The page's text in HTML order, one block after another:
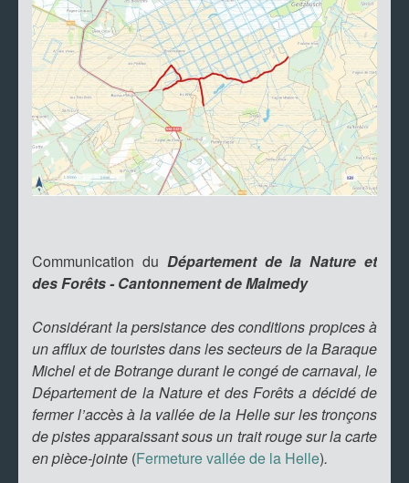
Communication du Département de la Nature et
des Forêts - Cantonnement de Malmedy
Considérant la persistance des conditions propices à
un afflux de touristes dans les secteurs de la Baraque
Michel et de Botrange durant le congé de carnaval, le
Département de la Nature et des Forêts a décidé de
fermer l’accès à la vallée de la Helle sur les tronçons
de pistes apparaissant sous un trait rouge sur la carte
en pièce-jointe (Fermeture vallée de la Helle).